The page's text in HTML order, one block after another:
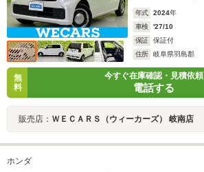
年式 2024年
車検
'27/10
保証
保証付
住所
岐阜県羽島郡
無
料
今すぐ在庫確認・見積依頼
電話する
販売店： ＷＥＣＡＲＳ（ウィーカーズ） 岐南店
ホンダ